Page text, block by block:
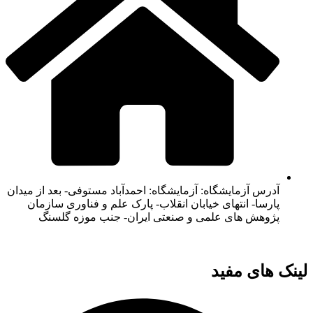
آزمایشگاه: احمدآباد مستوفی- بعد از میدان
انتهای خیابان انقلاب- پارک علم و فناوری سازمان
های علمی و صنعتی ایران- جنب موزه گلسنگ
مفید